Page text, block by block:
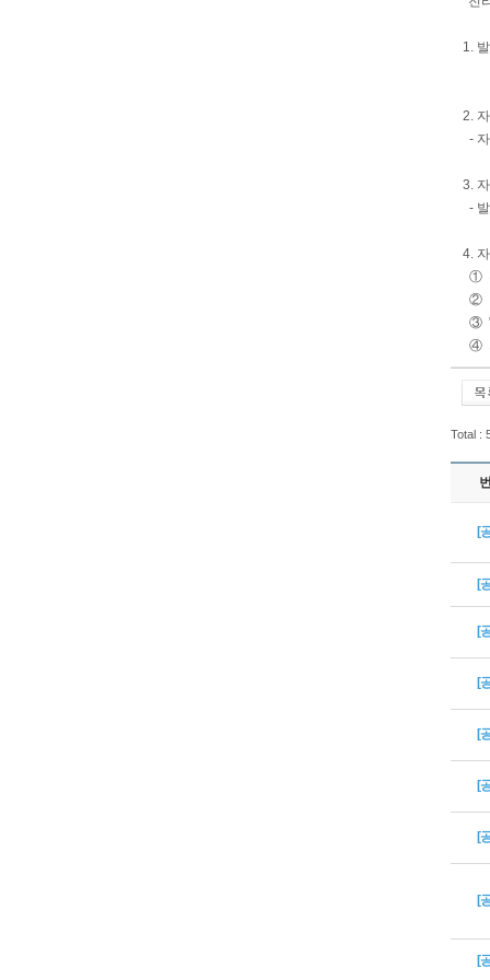
1.
2.
-
3.
-
4.
①
②
③ "
④
Total :
[
[
[
[
[
[
[
[
[